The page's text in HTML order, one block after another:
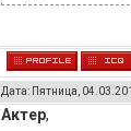
Дата: Пятница,
Актер,